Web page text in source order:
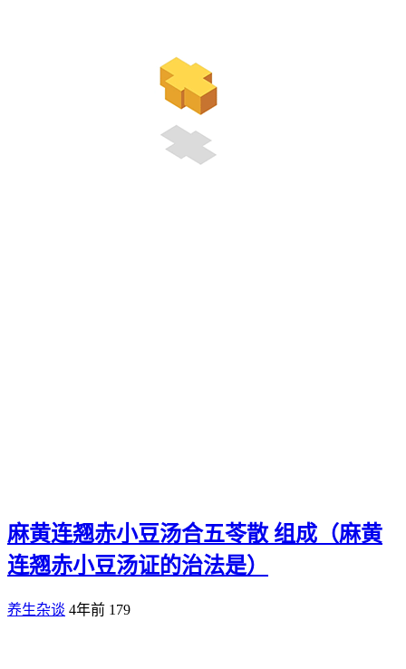
麻黄连翘赤小豆汤合五苓散 组成（麻黄
连翘赤小豆汤证的治法是）
养生杂谈 4年前 179